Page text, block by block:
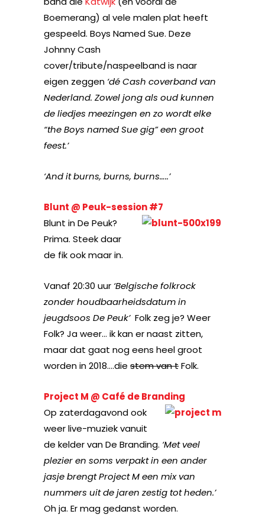
Boemerang) al vele malen plat heeft
gespeeld. Boys Named Sue. Deze
Johnny Cash
cover/tribute/naspeelband is naar
eigen zeggen ‘dé Cash coverband van
Nederland. Zowel jong als oud kunnen
de liedjes meezingen en zo wordt elke
“the Boys named Sue gig” een groot
feest.’
‘And it burns, burns, burns…..’
Blunt @ Peuk-session #7
Blunt in De Peuk?
Prima. Steek daar
de fik ook maar in.
Vanaf 20:30 uur ‘Belgische folkrock
zonder houdbaarheidsdatum in
jeugdsoos De Peuk’ Folk zeg je? Weer
Folk? Ja weer… ik kan er naast zitten,
maar dat gaat nog eens heel groot
worden in 2018….die stem van tFolk.
Project M @ Café de Branding
Op zaterdagavond ook
weer live-muziek vanuit
de kelder van De Branding. ‘Met veel
plezier en soms verpakt in een ander
jasje brengt Project M een mix van
nummers uit de jaren zestig tot heden.’
Oh ja. Er mag gedanst worden.